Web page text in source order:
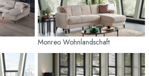
Monreo Wohnlandschaft